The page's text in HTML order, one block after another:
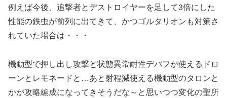
例えば今後、追撃者とデストロイヤーを足して3倍にした
性能の鉄虫が前列に出てきて、かつゴルタリオンも対策さ
れていた場合は・・・
機動型で押し出し攻撃と状態異常耐性デバフが使えるドロ
ーンとレモネードと…あと射程減使える機動型のタロンと
かが攻略編成になってきそうだな～と思いつつ変化の聖所